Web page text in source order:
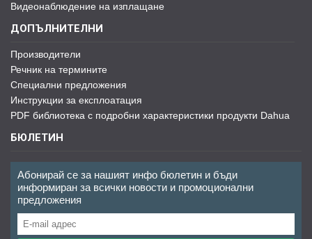
Видеонаблюдение на изплащане
ДОПЪЛНИТЕЛНИ
Производители
Речник на термините
Специални предложения
Инструкции за експлоатация
PDF библиотека с подробни характеристики продукти Dahua
БЮЛЕТИН
Абонирай се за нашият инфо бюлетин и бъди
информиран за всички новости и промоционални
предложения